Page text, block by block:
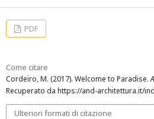
PDF
Come citare
Cordeiro, M. (2017). Welcome to Paradise.
Recuperato da https://and-architettura.it/
Ulteriori formati di citazione